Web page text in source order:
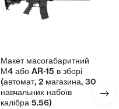
Макет масогабаритний
М4 або AR-15 в зборі
(автомат, 2 магазина, 30
навчальних набоїв
калібра 5.56)